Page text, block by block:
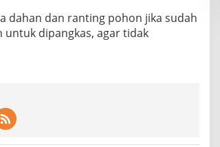
dahan dan ranting pohon jika sudah
dipangkas, agar tidak